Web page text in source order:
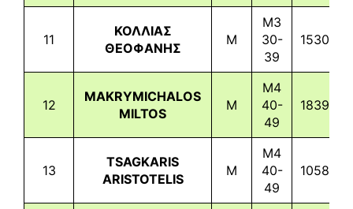
11
ΚΟΛΛΙΑΣ
ΘΕΟΦΑΝΗΣ
M
M3
30-
39
1530
12
MAKRYMICHALOS
MILTOS
M
M4
40-
49
1839
13
TSAGKARIS
ARISTOTELIS
M
M4
40-
49
1058